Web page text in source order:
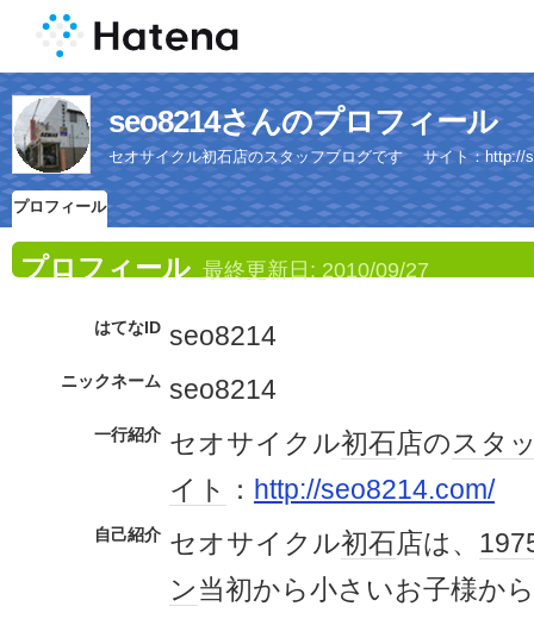
seo8214さんのプロフィール
セオサイクル初石店のスタッフブログです サイト：http://
プロフィール
プロフィール 最終更新日: 2010/09/27
はてなID seo8214
ニックネーム seo8214
一行紹介 セオサイクル初石店のスタ
イト
： http://seo8214.com/
自己紹介 セオサイクル初石店は、
ン当初から小さいお子様から